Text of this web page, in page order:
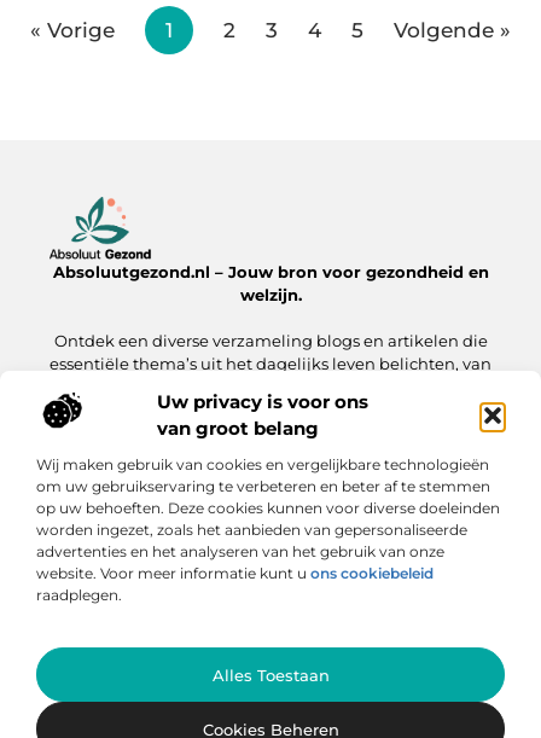
Uw privacy is voor ons
van groot belang
Wij maken gebruik van cookies en vergelijkbare technologieën
om uw gebruikservaring te verbeteren en beter af te stemmen
op uw behoeften. Deze cookies kunnen voor diverse doeleinden
worden ingezet, zoals het aanbieden van gepersonaliseerde
advertenties en het analyseren van het gebruik van onze
website. Voor meer informatie kunt u ons cookiebeleid
raadplegen.
Alles Toestaan
Cookies Beheren
Ga Naar
« Vorige 1 2 3 4 5 Volgende »
Absoluutgezond.nl – Jouw bron voor gezondheid en
welzijn.
Ontdek een diverse verzameling blogs en artikelen die
essentiële thema’s uit het dagelijks leven belichten, van
Bericht categorie
@2025 absoluutgezond.nl. All Right Reserved.